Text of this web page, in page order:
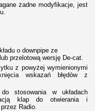
żadne modyfikacje, jest
o downpipe ze
przelotową wersję De-cat.
z powyżej wymienionymi
wskazań błędów z
stosowania w układach
klap do otwierania i
Radio.